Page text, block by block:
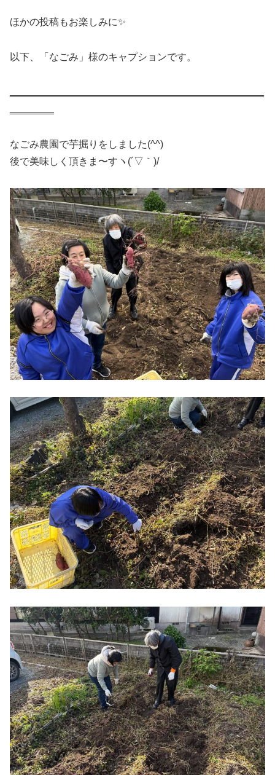
ほかの投稿もお楽しみに✨
以下、「なごみ」様のキャプションです。
なごみ農園で芋掘りをしました(^^)
後で美味しく頂きま〜すヽ(´▽｀)/